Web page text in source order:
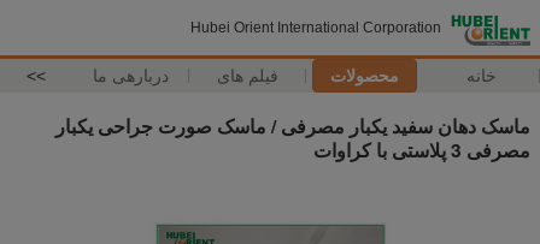
Hubei Orient International Corporation
خانه محصولات فیلم های دربارهی ما >>
ماسک دهان سفید یکبار مصرفی / ماسک صورت جراحی یکبار
مصرفی 3 پلاستی با کراوات